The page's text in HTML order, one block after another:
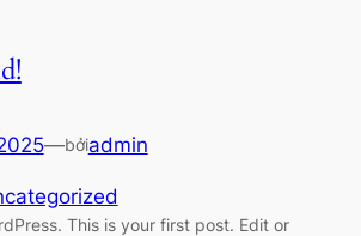
—bởiadmin
This is your first post. Edit or